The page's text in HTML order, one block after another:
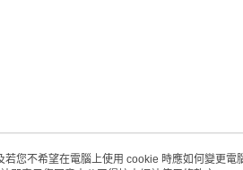
您不希望在電腦上使用 cookie 時應如何變更電